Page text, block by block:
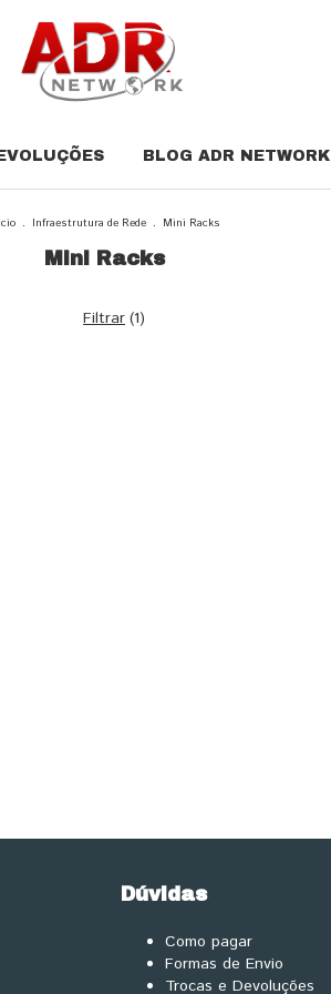
BLOG ADR NETWORK
. Infraestrutura de Rede . Mini Racks
Mini Racks
Filtrar (1)
Dúvidas
Como pagar
Formas de Envio
Trocas e Devoluções